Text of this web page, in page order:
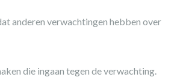
anderen verwachtingen hebben over
die ingaan tegen de verwachting.